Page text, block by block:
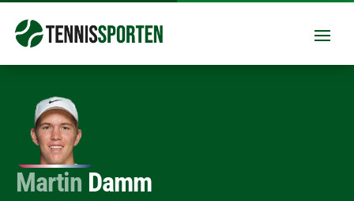
Martin Damm